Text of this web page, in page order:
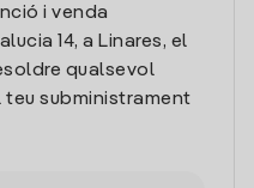
i venda
14, a Linares, el
qualsevol
subministrament